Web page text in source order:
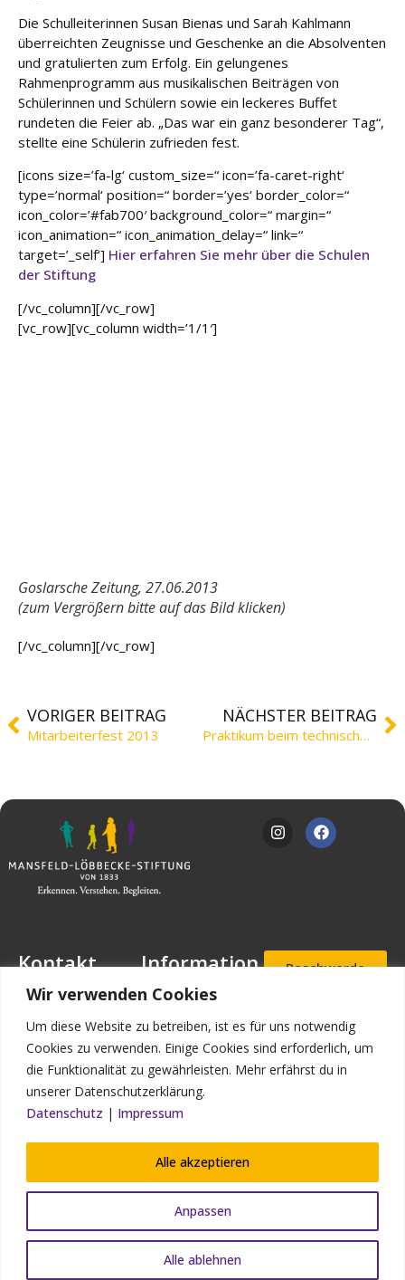
Wir verwenden Cookies
Um diese Website zu betreiben, ist es für uns notwendig
Cookies zu verwenden. Einige Cookies sind erforderlich, um
die Funktionalität zu gewährleisten. Mehr erfährst du in
unserer Datenschutzerklärung.
Datenschutz | Impressum
Anpassen
Alle ablehnen
Alle akzeptieren
Die Schulleiterinnen Susan Bienas und Sarah Kahlmann
überreichten Zeugnisse und Geschenke an die Absolventen
und gratulierten zum Erfolg. Ein gelungenes
Rahmenprogramm aus musikalischen Beiträgen von
Schülerinnen und Schülern sowie ein leckeres Buffet
rundeten die Feier ab. „Das war ein ganz besonderer Tag“,
stellte eine Schülerin zufrieden fest.
[icons size=’fa-lg‘ custom_size=“ icon=’fa-caret-right‘
type=’normal‘ position=“ border=’yes‘ border_color=“
icon_color=’#fab700′ background_color=“ margin=“
icon_animation=“ icon_animation_delay=“ link=“
target=’_self‘] Hier erfahren Sie mehr über die Schulen
der Stiftung
[/vc_column][/vc_row]
[vc_row][vc_column width=’1/1′]
Goslarsche Zeitung, 27.06.2013
(zum Vergrößern bitte auf das Bild klicken)
[/vc_column][/vc_row]
VORIGER BEITRAG
Mitarbeiterfest 2013
NÄCHSTER BEITRAG
Praktikum beim technischen Dienst
Kontakt
Mansfeld-
Löbbecke-Stiftung
Geschäftsstelle
Mascheroder
Straße 11
Wolfenbüttel
Telefax: (0 53 31)
90 910-93
loebbecke.de
Information
Downloads
Stellenangebote
Impressum
Datenschutz
Beschwerde
Aufnahmea
nfrage